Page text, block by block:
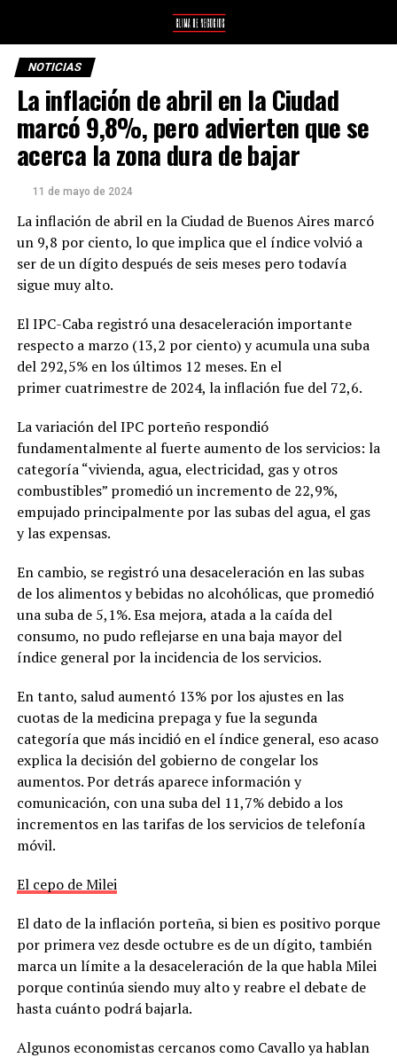
NOTICIAS
La inflación de abril en la Ciudad
marcó 9,8%, pero advierten que se
acerca la zona dura de bajar
11 de mayo de 2024
La inflación de abril en la Ciudad de Buenos Aires marcó
un 9,8 por ciento, lo que implica que el índice volvió a
ser de un dígito después de seis meses pero todavía
sigue muy alto.
El IPC-Caba registró una desaceleración importante
respecto a marzo (13,2 por ciento) y acumula una suba
del 292,5% en los últimos 12 meses. En el
primer cuatrimestre de 2024, la inflación fue del 72,6.
La variación del IPC porteño respondió
fundamentalmente al fuerte aumento de los servicios: la
categoría “vivienda, agua, electricidad, gas y otros
combustibles” promedió un incremento de 22,9%,
empujado principalmente por las subas del agua, el gas
y las expensas.
En cambio, se registró una desaceleración en las subas
de los alimentos y bebidas no alcohólicas, que promedió
una suba de 5,1%. Esa mejora, atada a la caída del
consumo, no pudo reflejarse en una baja mayor del
índice general por la incidencia de los servicios.
En tanto, salud aumentó 13% por los ajustes en las
cuotas de la medicina prepaga y fue la segunda
categoría que más incidió en el índice general, eso acaso
explica la decisión del gobierno de congelar los
aumentos. Por detrás aparece información y
comunicación, con una suba del 11,7% debido a los
incrementos en las tarifas de los servicios de telefonía
móvil.
El cepo de Milei
El dato de la inflación porteña, si bien es positivo porque
por primera vez desde octubre es de un dígito, también
marca un límite a la desaceleración de la que habla Milei
porque continúa siendo muy alto y reabre el debate de
hasta cuánto podrá bajarla.
Algunos economistas cercanos como Cavallo ya hablan